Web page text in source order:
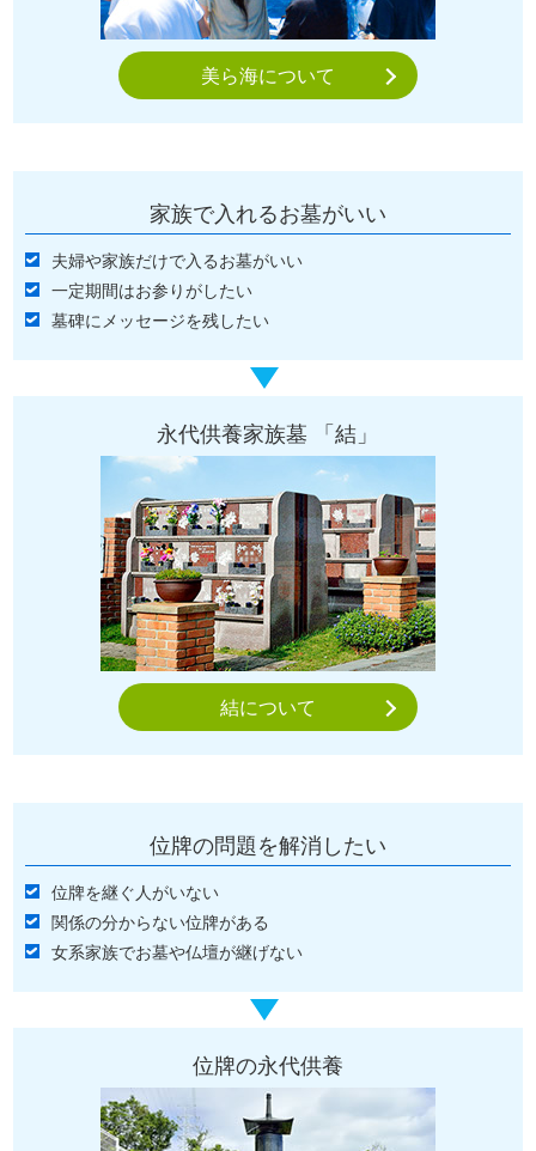
美ら海について
家族で入れるお墓がいい
夫婦や家族だけで入るお墓がいい
一定期間はお参りがしたい
墓碑にメッセージを残したい
永代供養家族墓 「結」
結について
位牌の問題を解消したい
位牌を継ぐ人がいない
関係の分からない位牌がある
女系家族でお墓や仏壇が継げない
位牌の永代供養